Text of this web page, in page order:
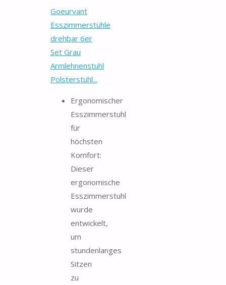
Goeurvant
Esszimmerstühle
drehbar 6er
Set Grau
Armlehnenstuhl
Polsterstuhl...
Ergonomischer
Esszimmerstuhl
für
höchsten
Komfort:
Dieser
ergonomische
Esszimmerstuhl
wurde
entwickelt,
um
stundenlanges
Sitzen
zu